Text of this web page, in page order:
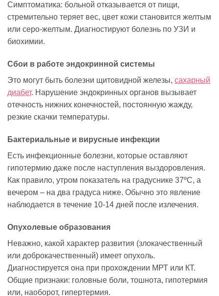
Симптоматика: больной отказывается от пищи,
стремительно теряет вес, цвет кожи становится желтым
или серо-желтым. Диагностируют болезнь по УЗИ и
биохимии.
Сбои в работе эндокринной системы
Это могут быть болезни щитовидной железы, сахарный
диабет. Нарушение эндокринных органов вызывает
отечность нижних конечностей, постоянную жажду,
резкие скачки температуры.
Бактериальные и вирусные инфекции
Есть инфекционные болезни, которые оставляют
гипотермию даже после наступления выздоровления.
Как правило, утром показатель на градуснике 37ºC, а
вечером – на два градуса ниже. Обычно это явление
наблюдается в течение 10-14 дней после излечения.
Опухолевые образования
Неважно, какой характер развития (злокачественный
или доброкачественный) имеет опухоль.
Диагностируется она при прохождении МРТ или КТ.
Общие признаки: головные боли, тошнота, гипотермия
или, наоборот, гипертермия.